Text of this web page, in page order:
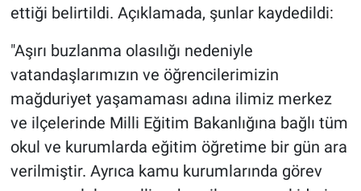
ettiği belirtildi. Açıklamada, şunlar kaydedildi:
"Aşırı buzlanma olasılığı nedeniyle
vatandaşlarımızın ve öğrencilerimizin
mağduriyet yaşamaması adına ilimiz merkez
ve ilçelerinde Milli Eğitim Bakanlığına bağlı tüm
okul ve kurumlarda eğitim öğretime bir gün ara
verilmiştir. Ayrıca kamu kurumlarında görev